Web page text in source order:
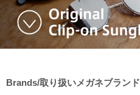
Brands/取り扱いメガネブランド